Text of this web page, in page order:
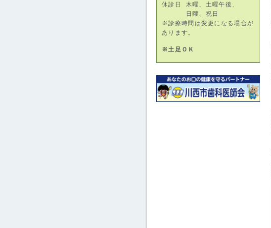
休診日
木曜、土曜午後、
日曜、祝日
※診療時間は変更になる場合が
あります。
※土足ＯＫ